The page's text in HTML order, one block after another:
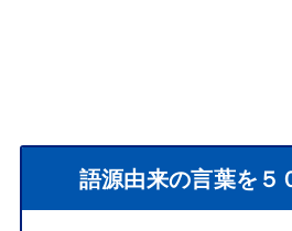
語源由来の言葉を５